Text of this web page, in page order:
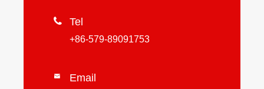
 Tel
+86-579-89091753
 Email